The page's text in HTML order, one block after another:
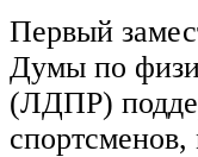
Первый
Думы по
(ЛДПР)